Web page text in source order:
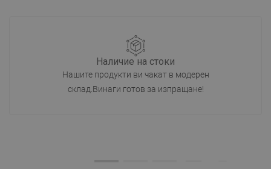
Наличие на стоки
Нашите продукти ви чакат в модерен
склад.Винаги готов за изпращане!